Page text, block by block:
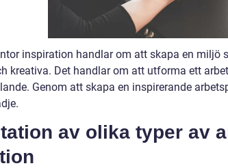
inspiration handlar om att skapa en miljö
kreativa. Det handlar om att utforma ett
Genom att skapa en inspirerande
av olika typer av